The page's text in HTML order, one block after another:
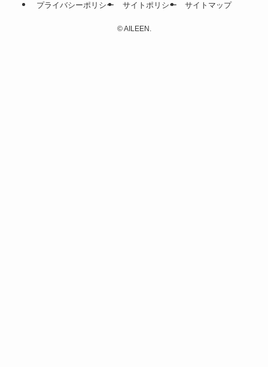
プライバシーポリシー サイトポリシー サイトマップ
©AILEEN.